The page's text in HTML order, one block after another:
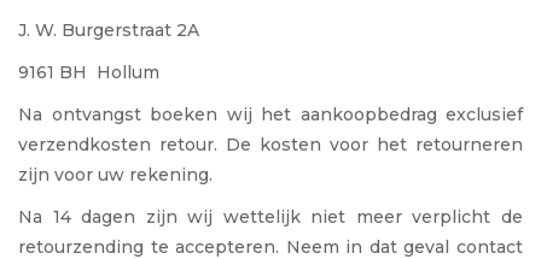
J. W. Burgerstraat 2A
9161 BH Hollum
Na ontvangst boeken wij het aankoopbedrag exclusief
verzendkosten retour. De kosten voor het retourneren
zijn voor uw rekening.
Na 14 dagen zijn wij wettelijk niet meer verplicht de
retourzending te accepteren. Neem in dat geval contact